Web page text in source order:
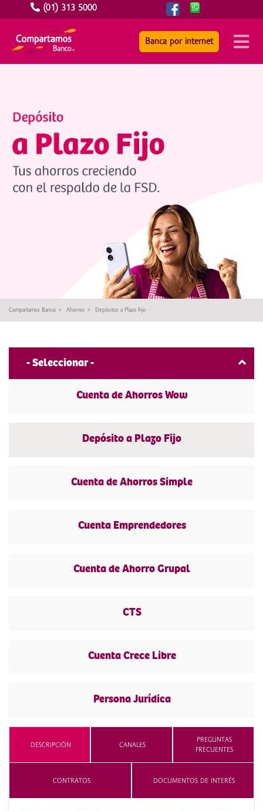
(01) 313 5000
Banca por internet
Compartamos Banco Ahorros Depósitos a Plazo Fijo
- Seleccionar -
Cuenta de Ahorros Wow
Depósito a Plazo Fijo
Cuenta de Ahorros Simple
Cuenta Emprendedores
Cuenta de Ahorro Grupal
CTS
Cuenta Crece Libre
Persona Jurídica
DESCRIPCIÓN CANALES
PREGUNTAS
FRECUENTES
CONTRATOS DOCUMENTOS DE INTERÉS